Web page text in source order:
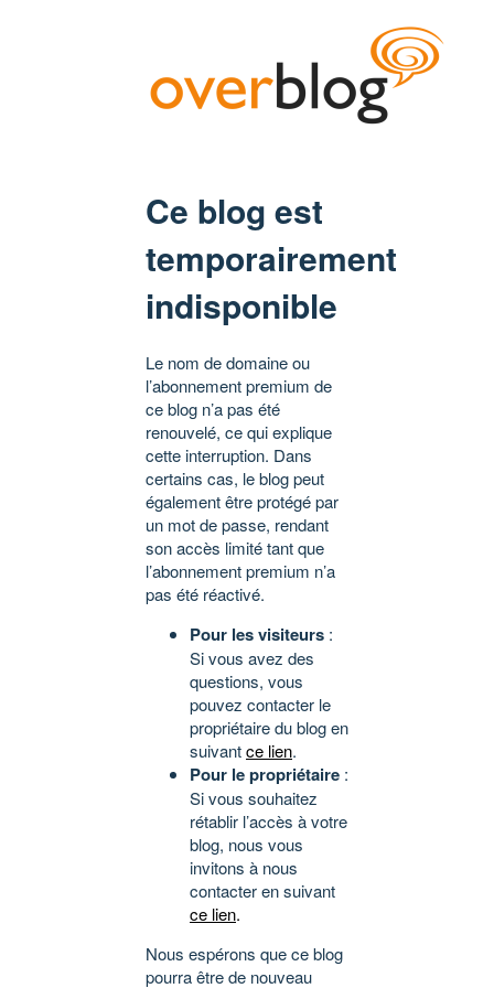
Ce blog est
temporairement
indisponible
Le nom de domaine ou
l’abonnement premium de
ce blog n’a pas été
renouvelé, ce qui explique
cette interruption. Dans
certains cas, le blog peut
également être protégé par
un mot de passe, rendant
son accès limité tant que
l’abonnement premium n’a
pas été réactivé.
Pour les visiteurs :
Si vous avez des
questions, vous
pouvez contacter le
propriétaire du blog en
suivantce lien.
Pour le propriétaire :
Si vous souhaitez
rétablir l’accès à votre
blog, nous vous
invitons à nous
contacter en suivant
ce lien.
Nous espérons que ce blog
pourra être de nouveau